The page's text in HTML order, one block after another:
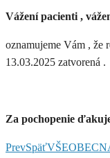
Vážení pacienti ,
oznamujeme Vám , že
13.03.2025 zatvorená .
Za pochopenie
PrevSpäť